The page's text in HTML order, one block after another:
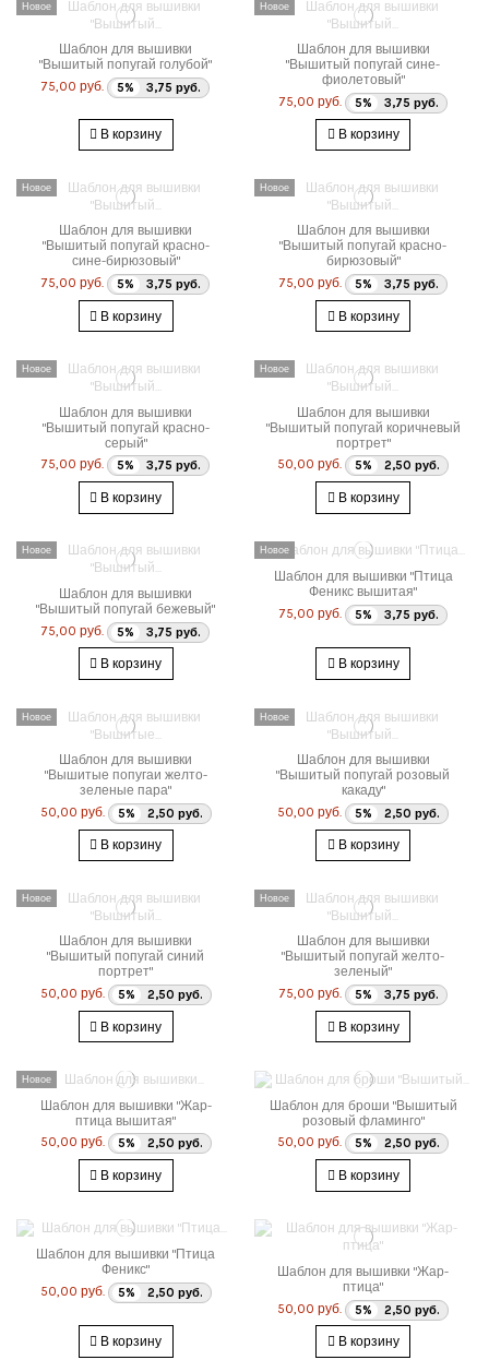
Новое
Шаблон для вышивки
"Вышитый попугай голубой"
75,00 руб.
5% 3,75 руб.
В корзину
Новое
Шаблон для вышивки
"Вышитый попугай сине-
фиолетовый"
75,00 руб.
5% 3,75 руб.
В корзину
Новое
Шаблон для вышивки
"Вышитый попугай красно-
сине-бирюзовый"
75,00 руб.
5% 3,75 руб.
В корзину
Новое
Шаблон для вышивки
"Вышитый попугай красно-
бирюзовый"
75,00 руб.
5% 3,75 руб.
В корзину
Новое
Шаблон для вышивки
"Вышитый попугай красно-
серый"
75,00 руб.
5% 3,75 руб.
В корзину
Новое
Шаблон для вышивки
"Вышитый попугай коричневый
портрет"
50,00 руб.
5% 2,50 руб.
В корзину
Новое
Шаблон для вышивки
"Вышитый попугай бежевый"
75,00 руб.
5% 3,75 руб.
В корзину
Новое
Шаблон для вышивки "Птица
Феникс вышитая"
75,00 руб.
5% 3,75 руб.
В корзину
Новое
Шаблон для вышивки
"Вышитые попугаи желто-
зеленые пара"
50,00 руб.
5% 2,50 руб.
В корзину
Новое
Шаблон для вышивки
"Вышитый попугай розовый
какаду"
50,00 руб.
5% 2,50 руб.
В корзину
Новое
Шаблон для вышивки
"Вышитый попугай синий
портрет"
50,00 руб.
5% 2,50 руб.
В корзину
Новое
Шаблон для вышивки
"Вышитый попугай желто-
зеленый"
75,00 руб.
5% 3,75 руб.
В корзину
Новое
Шаблон для вышивки "Жар-
птица вышитая"
50,00 руб.
5% 2,50 руб.
В корзину
Шаблон для броши "Вышитый
розовый фламинго"
50,00 руб.
5% 2,50 руб.
В корзину
Шаблон для вышивки "Птица
Феникс"
50,00 руб.
5% 2,50 руб.
В корзину
Шаблон для вышивки "Жар-
птица"
50,00 руб.
5% 2,50 руб.
В корзину